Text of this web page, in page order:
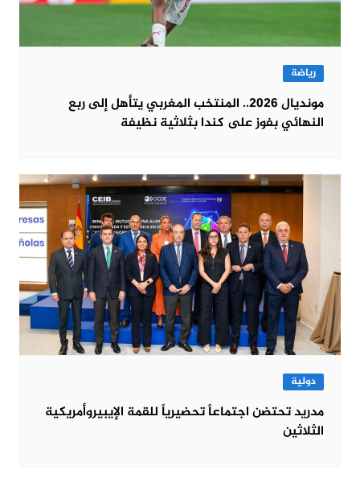
رياضة
مونديال 2026.. المنتخب المغربي يتأهل إلى ربع
النهائي بفوز على كندا بثلاثية نظيفة
دولية
مدريد تحتضن اجتماعاً تحضيرياً للقمة الإيبيروأمريكية
الثلاثين